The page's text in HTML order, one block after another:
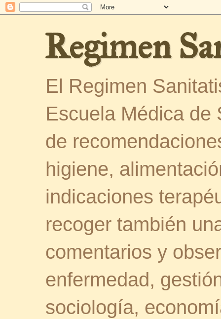
Regimen
El Regimen
Escuela Médica de
de
higiene,
indicaciones
recoger también
comentarios y
enfermedad,
sociología,